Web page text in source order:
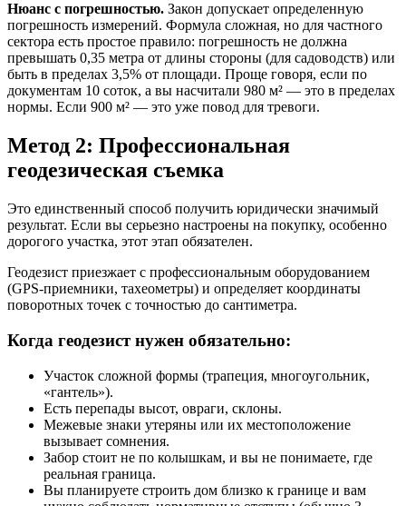
Нюанс с погрешностью. Закон допускает определенную
погрешность измерений. Формула сложная, но для частного
сектора есть простое правило: погрешность не должна
превышать 0,35 метра от длины стороны (для садоводств) или
быть в пределах 3,5% от площади. Проще говоря, если по
документам 10 соток, а вы насчитали 980 м² — это в пределах
нормы. Если 900 м² — это уже повод для тревоги.
Метод 2: Профессиональная
геодезическая съемка
Это единственный способ получить юридически значимый
результат. Если вы серьезно настроены на покупку, особенно
дорогого участка, этот этап обязателен.
Геодезист приезжает с профессиональным оборудованием
(GPS-приемники, тахеометры) и определяет координаты
поворотных точек с точностью до сантиметра.
Когда геодезист нужен обязательно:
Участок сложной формы (трапеция, многоугольник,
«гантель»).
Есть перепады высот, овраги, склоны.
Межевые знаки утеряны или их местоположение
вызывает сомнения.
Забор стоит не по колышкам, и вы не понимаете, где
реальная граница.
Вы планируете строить дом близко к границе и вам